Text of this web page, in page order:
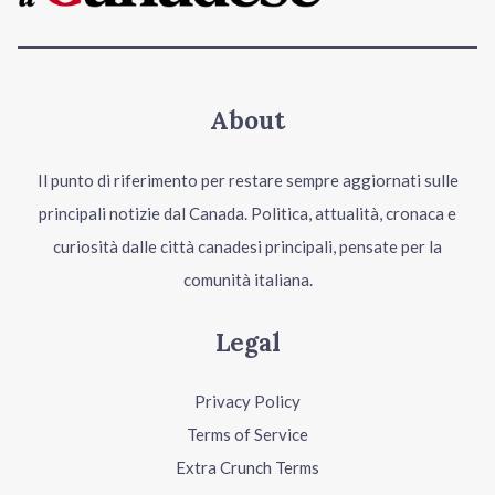
About
Il punto di riferimento per restare sempre aggiornati sulle
principali notizie dal Canada. Politica, attualità, cronaca e
curiosità dalle città canadesi principali, pensate per la
comunità italiana.
Legal
Privacy Policy
Terms of Service
Extra Crunch Terms